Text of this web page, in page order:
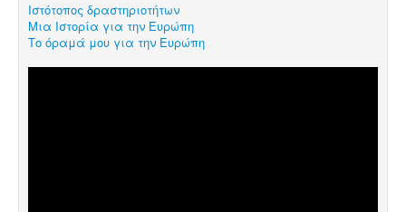
Ιστότοπος δραστηριοτήτων
Μια Ιστορία για την Ευρώπη
Το όραμά μου για την Ευρώπη